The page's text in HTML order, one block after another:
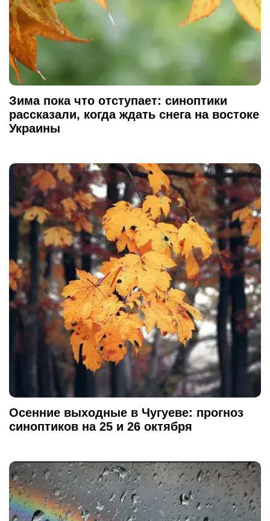
Зима пока что отступает: синоптики
рассказали, когда ждать снега на востоке
Украины
Осенние выходные в Чугуеве: прогноз
синоптиков на 25 и 26 октября